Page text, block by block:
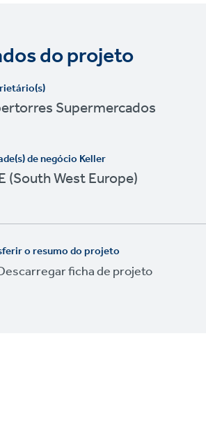
do projeto
Supermercados
de negócio Keller
(South West Europe)
o resumo do projeto
ficha de projeto